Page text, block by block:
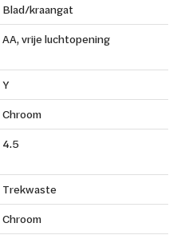
Blad/kraangat
AA, vrije luchtopening
Y
Chroom
4.5
Trekwaste
Chroom